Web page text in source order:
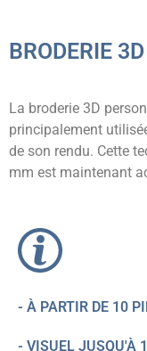
BRODERIE
La broderie 3D
principalement
de son rendu. Cette
mm est maintenant
- À PARTIR DE 10
- VISUEL JUSQU'À